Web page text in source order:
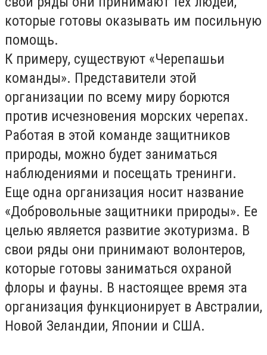
которые готовы оказывать им посильную
помощь.
К примеру, существуют «Черепашьи
команды». Представители этой
организации по всему миру борются
против исчезновения морских черепах.
Работая в этой команде защитников
природы, можно будет заниматься
наблюдениями и посещать тренинги.
Еще одна организация носит название
«Добровольные защитники природы». Ее
целью является развитие экотуризма. В
свои ряды они принимают волонтеров,
которые готовы заниматься охраной
флоры и фауны. В настоящее время эта
организация функционирует в Австралии,
Новой Зеландии, Японии и США.